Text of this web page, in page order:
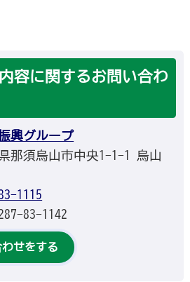
容に関するお問い合わ
興グループ
那須烏山市中央1-1-1 烏山
1115
83-1142
せをする